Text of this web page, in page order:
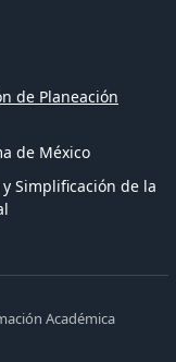
de Planeación
de México
Simplificación de la
Académica